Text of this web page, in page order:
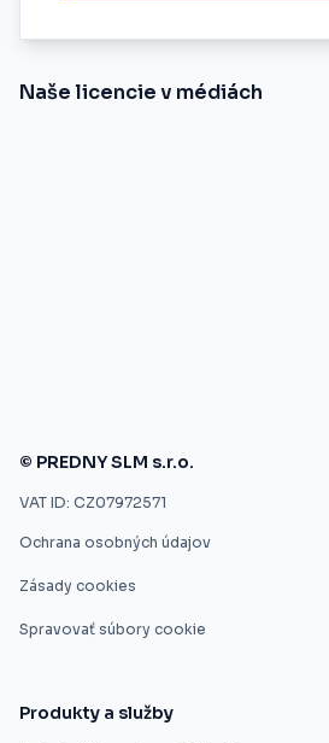
Naše licencie v médiách
© PREDNY SLM s.r.o.
VAT ID: CZ07972571
Ochrana osobných údajov
Zásady cookies
Spravovať súbory cookie
Produkty a služby